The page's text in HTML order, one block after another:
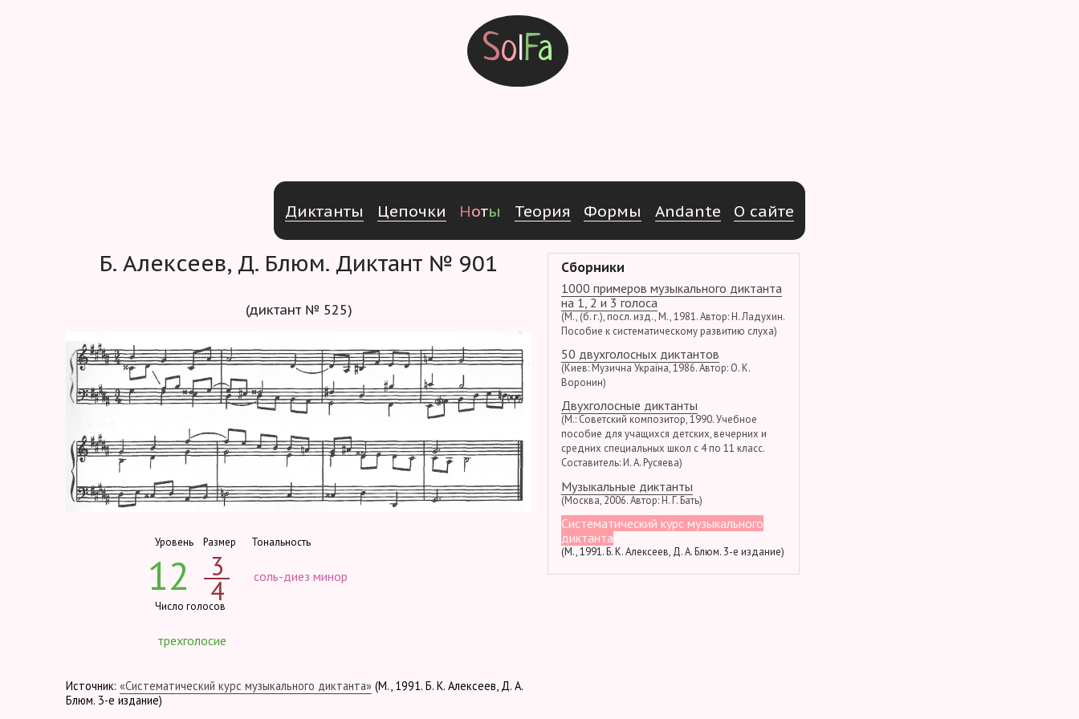
SolFa
Диктанты Цепочки Ноты Теория Формы Andante О сайте
Б. Алексеев, Д. Блюм. Диктант № 901
(диктант № 525)
Уровень
12
Размер
3
4
Тональность
соль-диез минор
Число голосов
трехголосие
Источник: «Систематический курс музыкального диктанта» (М., 1991. Б. К. Алексеев, Д. А.
Блюм. 3-е издание)
Сборники
1000 примеров музыкального диктанта
на 1, 2 и 3 голоса
(М., (б. г.), посл. изд., М., 1981. Автор: Н. Ладухин.
Пособие к систематическому развитию слуха)
50 двухголосных диктантов
(Киев: Музична Україна, 1986. Автор: О. К.
Воронин)
Двухголосные диктанты
(М.: Советский композитор, 1990. Учебное
пособие для учащихся детских, вечерних и
средних специальных школ с 4 по 11 класс.
Составитель: И. А. Русяева)
Музыкальные диктанты
(Москва, 2006. Автор: Н. Г. Бать)
Систематический курс музыкального
диктанта
(М., 1991. Б. К. Алексеев, Д. А. Блюм. 3-е издание)